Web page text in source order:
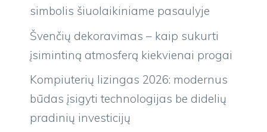
simbolis šiuolaikiniame pasaulyje
Švenčių dekoravimas – kaip sukurti
įsimintiną atmosferą kiekvienai progai
Kompiuterių lizingas 2026: modernus
būdas įsigyti technologijas be didelių
pradinių investicijų